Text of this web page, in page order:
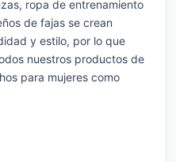
ropa de entrenamiento
de fajas se crean
y estilo, por lo que
nuestros productos de
para mujeres como